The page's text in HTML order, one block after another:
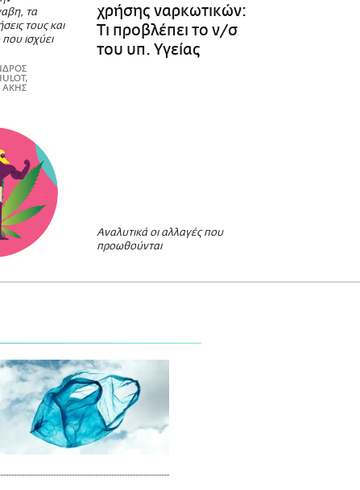
τα
τους και
που ισχύει
ΑΚΗΣ
χρήσης ναρκωτικών:
Τι προβλέπει το ν/σ
του υπ. Υγείας
Αναλυτικά οι αλλαγές που
προωθούνται